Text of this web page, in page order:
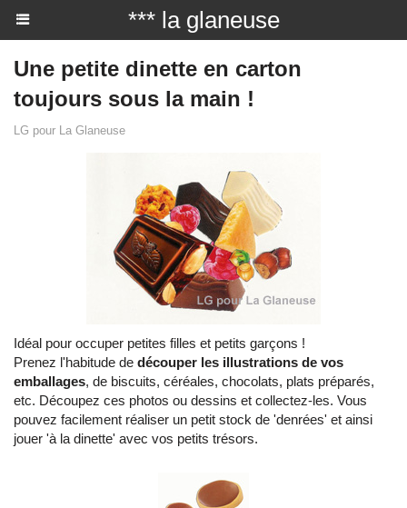
*** la glaneuse
Une petite dinette en carton
toujours sous la main !
LG pour La Glaneuse
Idéal pour occuper petites filles et petits garçons !
Prenez l'habitude de découper les illustrations de vos
emballages, de biscuits, céréales, chocolats, plats préparés,
etc. Découpez ces photos ou dessins et collectez-les. Vous
pouvez facilement réaliser un petit stock de 'denrées' et ainsi
jouer 'à la dinette' avec vos petits trésors.